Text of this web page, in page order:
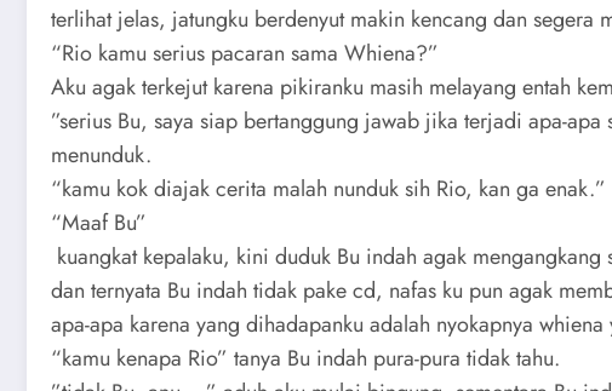
terlihat jelas, jatungku berdenyut makin kencang dan segera
“Rio kamu serius pacaran sama Whiena?”
Aku agak terkejut karena pikiranku masih melayang entah
”serius Bu, saya siap bertanggung jawab jika terjadi apa-
menunduk.
“kamu kok diajak cerita malah nunduk sih Rio, kan ga enak.”
“Maaf Bu”
kuangkat kepalaku, kini duduk Bu indah agak
dan ternyata Bu indah tidak pake cd, nafas ku pun agak
apa-apa karena yang dihadapanku adalah nyokapnya
“kamu kenapa Rio” tanya Bu indah pura-pura tidak tahu.